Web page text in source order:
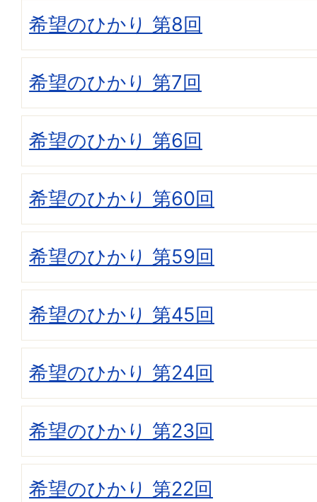
希望のひかり 第8回
希望のひかり 第7回
希望のひかり 第6回
希望のひかり 第60回
希望のひかり 第59回
希望のひかり 第45回
希望のひかり 第24回
希望のひかり 第23回
希望のひかり 第22回